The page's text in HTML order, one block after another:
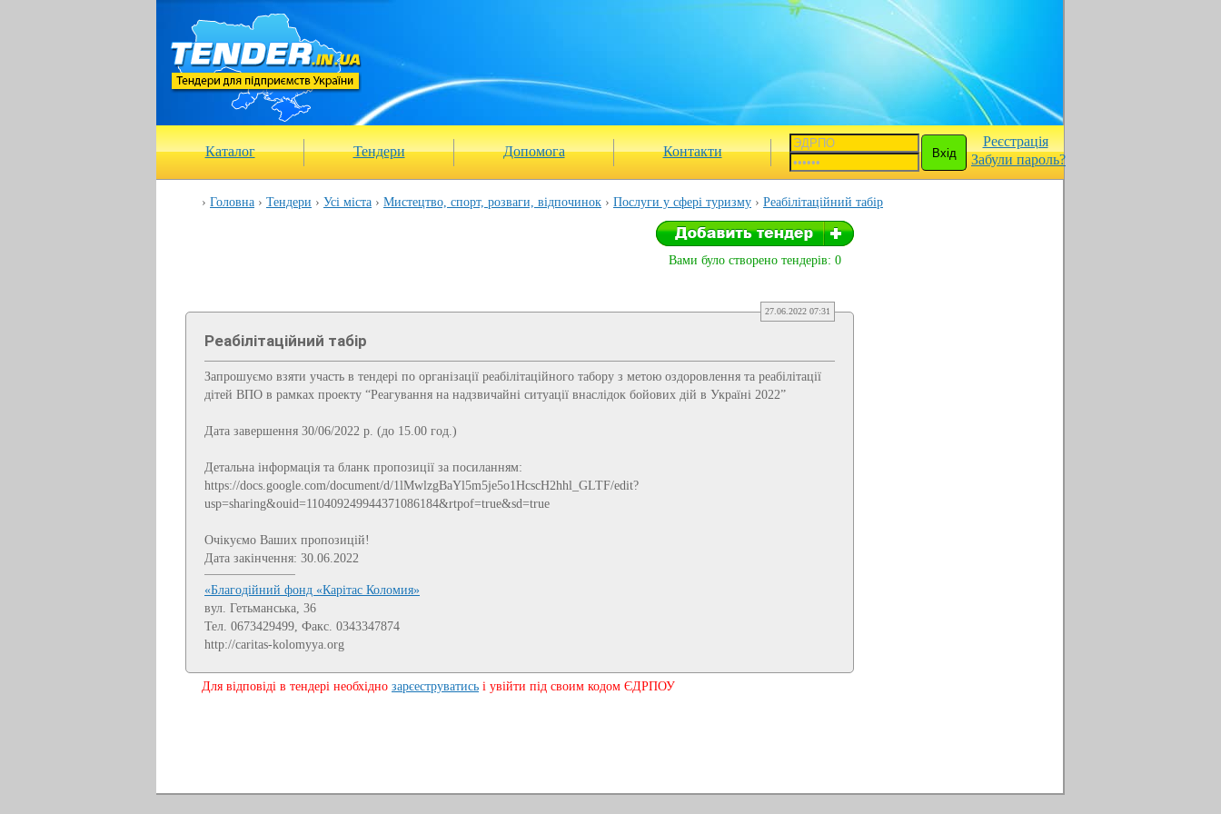
Каталог Тендери Допомога Контакти
Реєстрація
Забули пароль?
Головна Тендери Усі міста Мистецтво, спорт, розваги, відпочинок Послуги у сфері туризму Реабілітаційний табір
Вами було створено тендерів: 0
27.06.2022 07:31
Реабілітаційний табір
Запрошуємо взяти участь в тендері по організації реабілітаційного табору з метою оздоровлення та реабілітації
дітей ВПО в рамках проекту “Реагування на надзвичайні ситуації внаслідок бойових дій в Україні 2022”
Дата завершення 30/06/2022 р. (до 15.00 год.)
Детальна інформація та бланк пропозиції за посиланням:
https://docs.google.com/document/d/1lMwlzgBaYl5m5je5o1HcscH2hhl_GLTF/edit?
usp=sharing&ouid=110409249944371086184&rtpof=true&sd=true
Очікуємо Ваших пропозицій!
Дата закінчення: 30.06.2022
«Благодійний фонд «Карітас Коломия»
вул. Гетьманська, 36
Тел. 0673429499, Факс. 0343347874
http://caritas-kolomyya.org
Для відповіді в тендері необхідно зарєеструватись і увійти під своим кодом ЄДРПОУ